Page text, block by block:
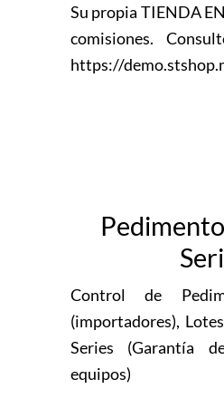
Su propia TIENDA
comisiones.
https://
Control de
(importadores),
Series (Garantía
equipos)